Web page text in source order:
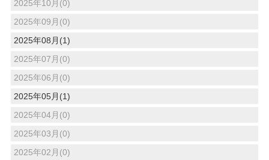
2025年10月(0)
2025年09月(0)
2025年08月(1)
2025年07月(0)
2025年06月(0)
2025年05月(1)
2025年04月(0)
2025年03月(0)
2025年02月(0)